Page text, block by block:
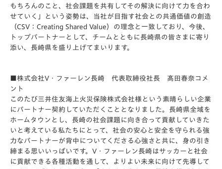
もちろんのこと、社会課題を共有してその解決に向けて力を合わ
せていく」という姿勢は、当社が目指す社会との共通価値の創造
（CSV：Creating Shared Value）の理念と一致しており、今後、
トップパートナーとして、チームとともに長崎県の皆さまに寄り
添い、長崎県を盛り上げてまいります。
■株式会社V・ファーレン長崎 代表取締役社長 髙田春奈コメ
ント
このたび三井住友海上火災保険株式会社様という素晴らしい企業
にパートナー契約していただくこととなりました。長崎県全域を
ホームタウンとし、長崎の社会課題に向き合って貢献していきた
いと考えている私たちにとって、社会の安心と安全を守られる強
力なパートナーが背中についてくださる心強さと共に、身の引き
締まる思いいっぱいです。V・ファーレン長崎はサッカーと社会
に貢献できる各種活動を通して、よりよい未来に向けて先導して